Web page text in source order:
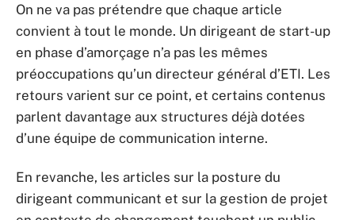
On ne va pas prétendre que chaque article
convient à tout le monde. Un dirigeant de start-up
en phase d’amorçage n’a pas les mêmes
préoccupations qu’un directeur général d’ETI. Les
retours varient sur ce point, et certains contenus
parlent davantage aux structures déjà dotées
d’une équipe de communication interne.
En revanche, les articles sur la posture du
dirigeant communicant et sur la gestion de projet